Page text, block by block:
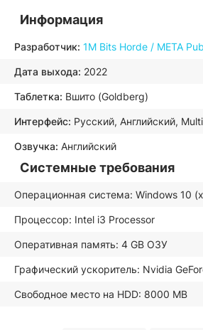
Информация
Разработчик: 1M Bits Horde / META
Дата выхода: 2022
Таблетка: Вшито (Goldberg)
Интерфейс: Русский, Английский, Multi
Озвучка: Английский
Системные требования
Операционная система: Windows 10
Процессор: Intel i3 Processor
Оперативная память: 4 GB ОЗУ
Графический ускоритель: Nvidia
Свободное место на HDD: 8000 MB